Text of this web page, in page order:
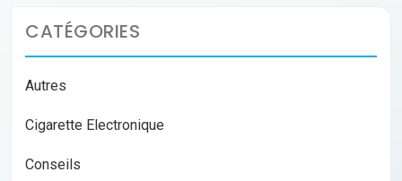
CATÉGORIES
Autres
Cigarette Electronique
Conseils